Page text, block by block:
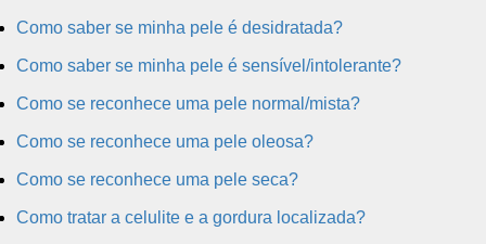
Como saber se minha pele é desidratada?
Como saber se minha pele é sensível/intolerante?
Como se reconhece uma pele normal/mista?
Como se reconhece uma pele oleosa?
Como se reconhece uma pele seca?
Como tratar a celulite e a gordura localizada?